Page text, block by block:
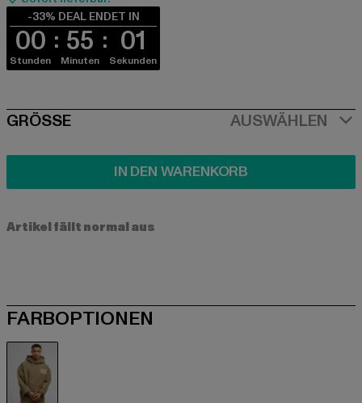
-33% DEAL ENDET IN
00
Stunden
55
Minuten
00
Sekunden
SIZE
GRÖSSE AUSWÄHLEN
IN DEN WARENKORB
Artikel fällt normal aus
FARBOPTIONEN